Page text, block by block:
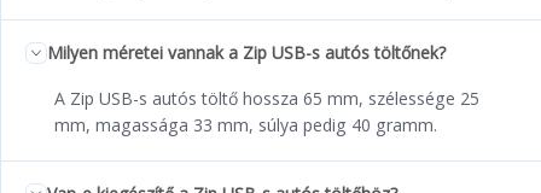
Milyen méretei vannak a Zip USB-s autós töltőnek?
A Zip USB-s autós töltő hossza 65 mm, szélessége 25
mm, magassága 33 mm, súlya pedig 40 gramm.